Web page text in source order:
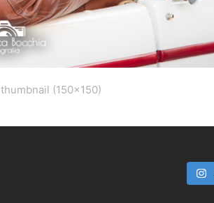
thumbnail (150x150)